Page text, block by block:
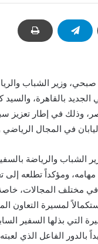
وزير الشباب
الجديد بالقاهرة،
وذلك في إطار تعزيز
في المجال الرياضي
الشباب والرياضة
ومؤكداً تطلعه إلى
في مختلف المجالات،
لمسيرة التعاون
التي بذلها السفير
بالدور الفاعل الذي